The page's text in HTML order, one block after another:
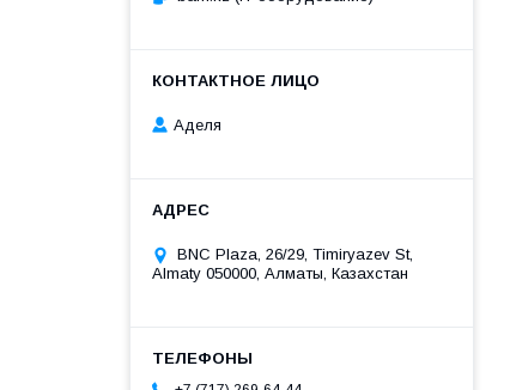
Аделя
BNC Plaza, 26/29, Timiryazev St,
Almaty 050000, Алматы, Казахстан